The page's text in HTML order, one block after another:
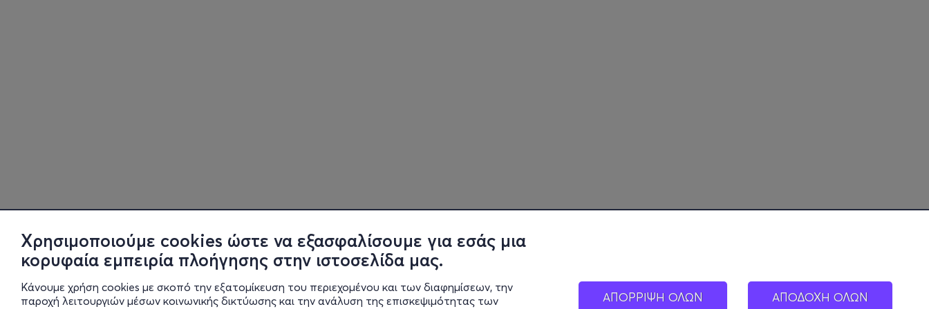
Χρησιμοποιούμε cookies ώστε να εξασφαλίσουμε για εσάς μια
κορυφαία εμπειρία πλοήγησης στην ιστοσελίδα μας.
Κάνουμε χρήση cookies με σκοπό την εξατομίκευση του περιεχομένου και των διαφημίσεων, την
παροχή λειτουργιών μέσων κοινωνικής δικτύωσης και την ανάλυση της επισκεψιμότητας των
ΑΠΟΡΡΙΨΗ ΟΛΩΝ ΑΠΟΔΟΧΗ ΟΛΩΝ